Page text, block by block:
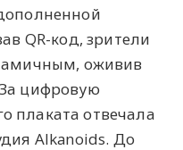
QR-код, зрители
оживив
цифровую
плаката отвечала
Alkanoids. До